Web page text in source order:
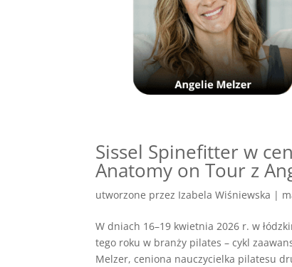
Sissel Spinefitter w
Anatomy on Tour z
utworzone przez Izabela Wiśniewska |
W dniach 16–19 kwietnia 2026 r. w
tego roku w branży pilates – cykl
Melzer, ceniona nauczycielka pilatesu